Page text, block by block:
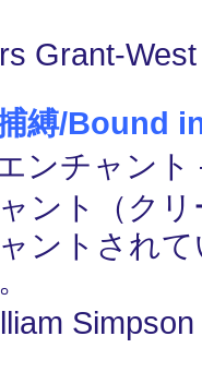
Grant-
縛/Bound
ンチャン
ント（クリ
ントされ